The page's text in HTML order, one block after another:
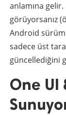
anlamına
görüyorsanız
Android
sadece üst
güncellediğini
One UI